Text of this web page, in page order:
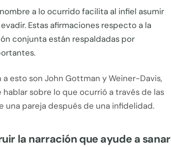
a lo ocurrido facilita al infiel asumir
Estas afirmaciones respecto a la
conjunta están respaldadas por
esto son John Gottman y Weiner-Davis,
sobre lo que ocurrió a través de las
una pareja después de una infidelidad.
la narración que ayude a sanar